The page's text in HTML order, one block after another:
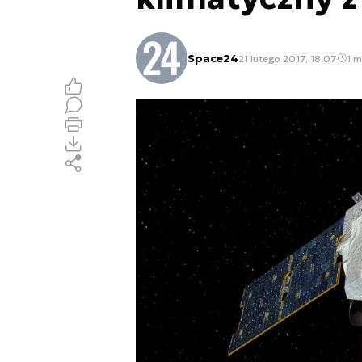
Space2421 lutego 2017, 18:07 1